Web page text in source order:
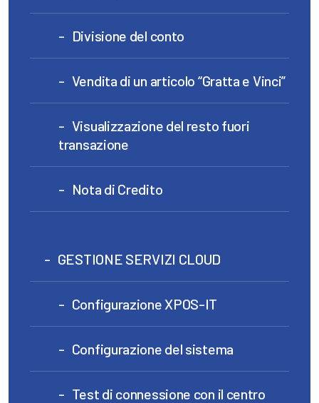
Divisione del conto
Vendita di un articolo “Gratta e Vinci”
Visualizzazione del resto fuori
transazione
Nota di Credito
GESTIONE SERVIZI CLOUD
Configurazione XPOS-IT
Configurazione del sistema
Test di connessione con il centro